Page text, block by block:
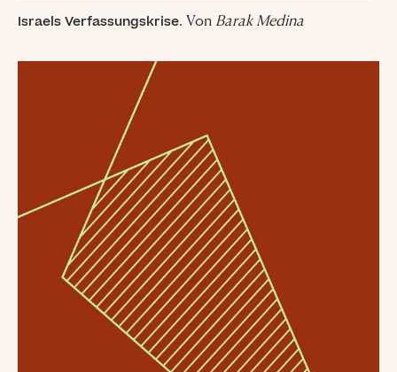
Israels Verfassungskrise. Von Barak Medina